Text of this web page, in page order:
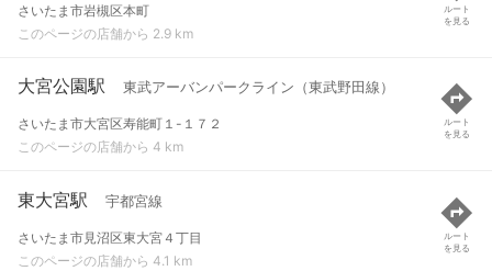
さいたま市岩槻区本町
このページの店舗から 2.9 km
ルート
を見る
大宮公園駅 東武アーバンパークライン（東武野田線）
さいたま市大宮区寿能町１-１７２
このページの店舗から 4 km
ルート
を見る
東大宮駅 宇都宮線
さいたま市見沼区東大宮４丁目
このページの店舗から 4.1 km
ルート
を見る